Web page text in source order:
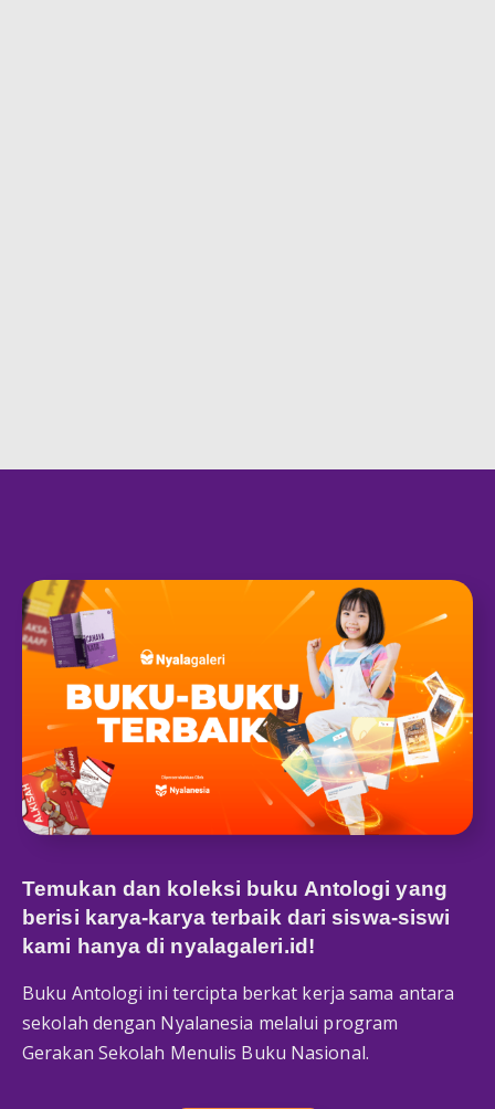
Temukan dan koleksi buku Antologi yang
berisi karya-karya terbaik dari siswa-siswi
kami hanya di nyalagaleri.id!
Buku Antologi ini tercipta berkat kerja sama antara
sekolah dengan Nyalanesia melalui program
Gerakan Sekolah Menulis Buku Nasional.